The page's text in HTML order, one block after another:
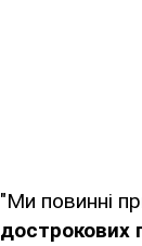
"Ми повинні
дострокових